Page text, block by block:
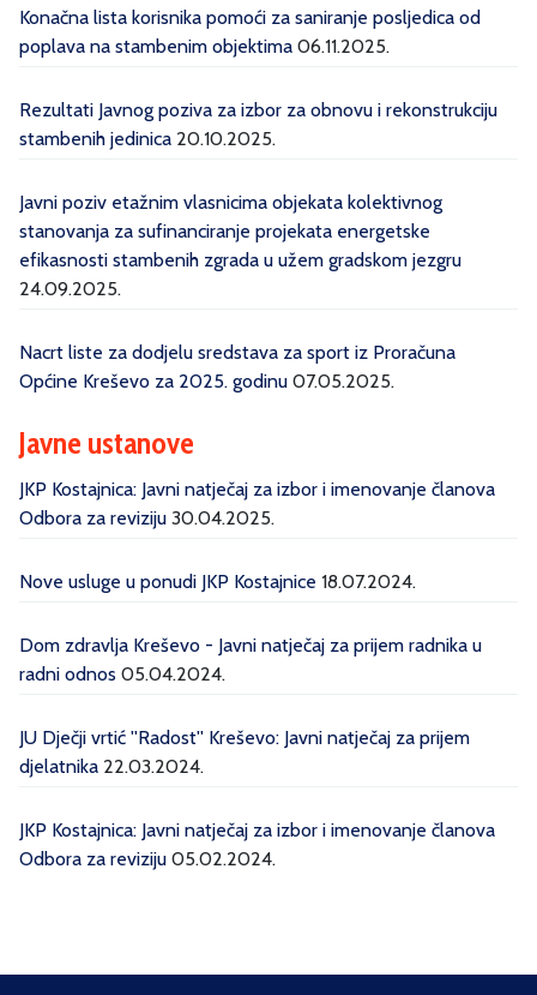
Konačna lista korisnika pomoći za saniranje posljedica od
poplava na stambenim objektima 06.11.2025.
Rezultati Javnog poziva za izbor za obnovu i rekonstrukciju
stambenih jedinica 20.10.2025.
Javni poziv etažnim vlasnicima objekata kolektivnog
stanovanja za sufinanciranje projekata energetske
efikasnosti stambenih zgrada u užem gradskom jezgru
24.09.2025.
Nacrt liste za dodjelu sredstava za sport iz Proračuna
Općine Kreševo za 2025. godinu 07.05.2025.
Javne ustanove
JKP Kostajnica: Javni natječaj za izbor i imenovanje članova
Odbora za reviziju 30.04.2025.
Nove usluge u ponudi JKP Kostajnice 18.07.2024.
Dom zdravlja Kreševo - Javni natječaj za prijem radnika u
radni odnos 05.04.2024.
JU Dječji vrtić ''Radost'' Kreševo: Javni natječaj za prijem
djelatnika 22.03.2024.
JKP Kostajnica: Javni natječaj za izbor i imenovanje članova
Odbora za reviziju 05.02.2024.